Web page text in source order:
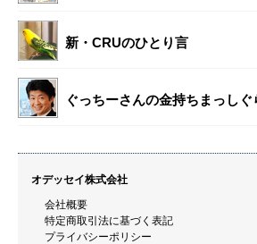
新・CRUのひとり言
ぐっちーさんの金持ちまっしぐ
オデッセイ株式会社
会社概要
特定商取引法に基づく表記
プライバシーポリシー